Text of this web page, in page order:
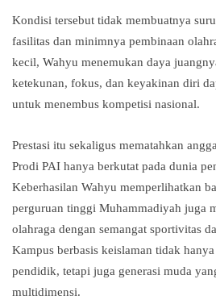
Kondisi tersebut tidak membuatnya
fasilitas dan minimnya pembinaan
kecil, Wahyu menemukan daya
ketekunan, fokus, dan keyakinan diri
untuk menembus kompetisi nasional.
Prestasi itu sekaligus mematahkan
Prodi PAI hanya berkutat pada dunia
Keberhasilan Wahyu memperlihatkan
perguruan tinggi Muhammadiyah juga
olahraga dengan semangat sportivitas
Kampus berbasis keislaman tidak
pendidik, tetapi juga generasi muda
multidimensi.